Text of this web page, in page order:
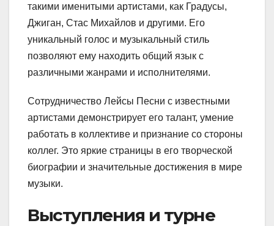
такими именитыми артистами, как Градусы,
Джиган, Стас Михайлов и другими. Его
уникальный голос и музыкальный стиль
позволяют ему находить общий язык с
различными жанрами и исполнителями.
Сотрудничество Лейсы Песни с известными
артистами демонстрирует его талант, умение
работать в коллективе и признание со стороны
коллег. Это яркие страницы в его творческой
биографии и значительные достижения в мире
музыки.
Выступления и турне